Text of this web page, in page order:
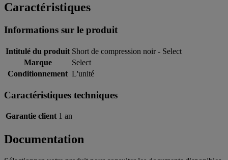
Caractéristiques
Informations sur le produit
Intitulé du produit Short de compression noir - Select
Marque
Select
Conditionnement L'unité
Caractéristiques techniques
Garantie client 1 an
Documentation